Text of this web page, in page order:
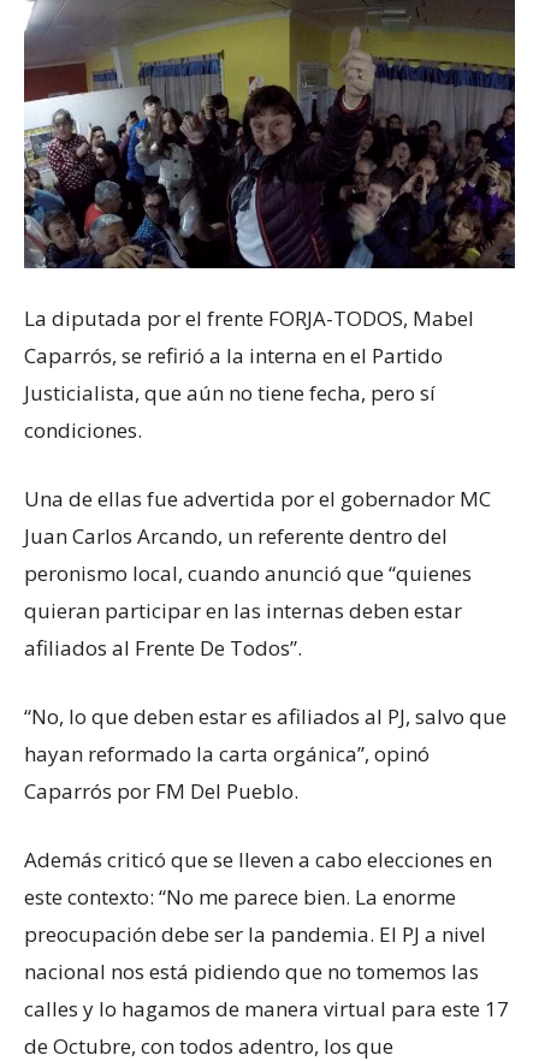
La diputada por el frente FORJA-TODOS, Mabel
Caparrós, se refirió a la interna en el Partido
Justicialista, que aún no tiene fecha, pero sí
condiciones.
Una de ellas fue advertida por el gobernador MC
Juan Carlos Arcando, un referente dentro del
peronismo local, cuando anunció que “quienes
quieran participar en las internas deben estar
afiliados al Frente De Todos”.
“No, lo que deben estar es afiliados al PJ, salvo que
hayan reformado la carta orgánica”, opinó
Caparrós por FM Del Pueblo.
Además criticó que se lleven a cabo elecciones en
este contexto: “No me parece bien. La enorme
preocupación debe ser la pandemia. El PJ a nivel
nacional nos está pidiendo que no tomemos las
calles y lo hagamos de manera virtual para este 17
de Octubre, con todos adentro, los que